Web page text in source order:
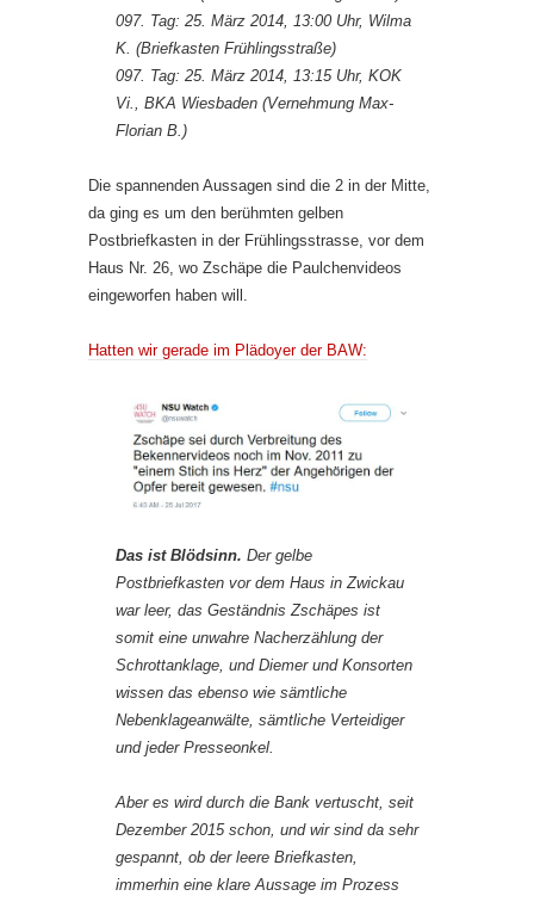
097. Tag: 25. März 2014, 13:00 Uhr, Wilma
K. (Briefkasten Frühlingsstraße)
097. Tag: 25. März 2014, 13:15 Uhr, KOK
Vi., BKA Wiesbaden (Vernehmung Max-
Florian B.)
Die spannenden Aussagen sind die 2 in der Mitte,
da ging es um den berühmten gelben
Postbriefkasten in der Frühlingsstrasse, vor dem
Haus Nr. 26, wo Zschäpe die Paulchenvideos
eingeworfen haben will.
Hatten wir gerade im Plädoyer der BAW:
Das ist Blödsinn. Der gelbe
Postbriefkasten vor dem Haus in Zwickau
war leer, das Geständnis Zschäpes ist
somit eine unwahre Nacherzählung der
Schrottanklage, und Diemer und Konsorten
wissen das ebenso wie sämtliche
Nebenklageanwälte, sämtliche Verteidiger
und jeder Presseonkel.
Aber es wird durch die Bank vertuscht, seit
Dezember 2015 schon, und wir sind da sehr
gespannt, ob der leere Briefkasten,
immerhin eine klare Aussage im Prozess